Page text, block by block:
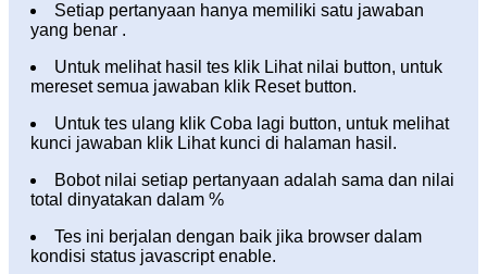
Setiap pertanyaan hanya memiliki satu jawaban
yang benar .
Untuk melihat hasil tes klik Lihat nilai button, untuk
mereset semua jawaban klik Reset button.
Untuk tes ulang klik Coba lagi button, untuk melihat
kunci jawaban klik Lihat kunci di halaman hasil.
Bobot nilai setiap pertanyaan adalah sama dan nilai
total dinyatakan dalam %
Tes ini berjalan dengan baik jika browser dalam
kondisi status javascript enable.